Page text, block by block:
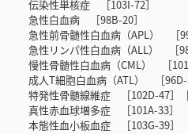
伝染性単核症 ［103I-72］
急性白血病 ［98B-20］
急性前骨髄性白血病（APL） ［
急性リンパ性白血病（ALL） ［
慢性骨髄性白血病（CML） ［
成人T細胞白血病（ATL） ［96D-
特発性骨髄線維症 ［102D-47］［
真性赤血球増多症 ［101A-33］
本態性血小板血症 ［103G-39］